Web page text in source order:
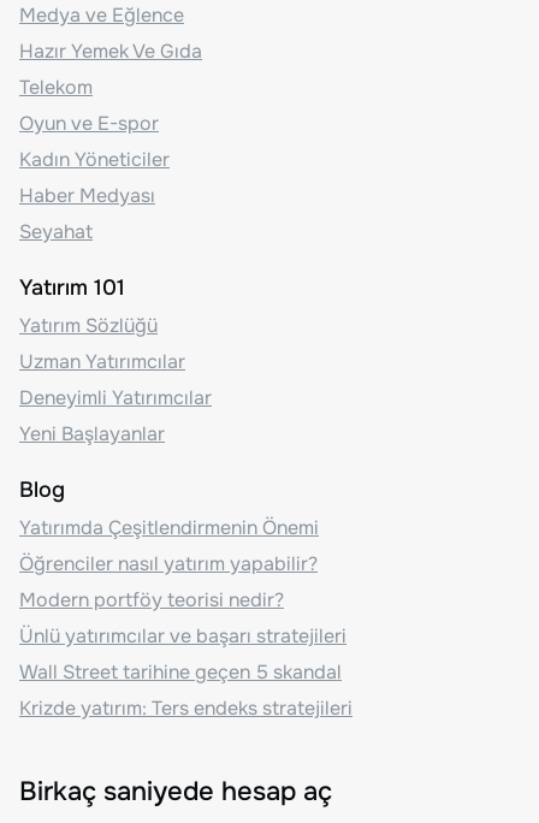
Medya ve Eğlence
Hazır Yemek Ve Gıda
Telekom
Oyun ve E-spor
Kadın Yöneticiler
Haber Medyası
Seyahat
Yatırım 101
Yatırım Sözlüğü
Uzman Yatırımcılar
Deneyimli Yatırımcılar
Yeni Başlayanlar
Blog
Yatırımda Çeşitlendirmenin Önemi
Öğrenciler nasıl yatırım yapabilir?
Modern portföy teorisi nedir?
Ünlü yatırımcılar ve başarı stratejileri
Wall Street tarihine geçen 5 skandal
Krizde yatırım: Ters endeks stratejileri
Birkaç saniyede hesap aç